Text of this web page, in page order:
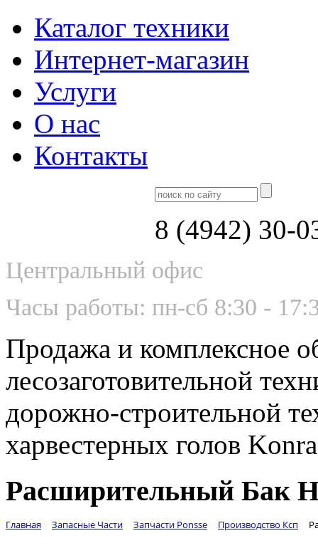
Каталог техники
Интернет-магазин
Услуги
О нас
Контакты
8 (4942) 30-
Центральный офис
Часы работы: пн-сб 8:30 -
Продажа и комплексное
лесозаготовительной
дорожно-строительной
харвестерных голов
Расширительный Бак
Главная Запасные Части Запчасти Ponsse Производство Ксп